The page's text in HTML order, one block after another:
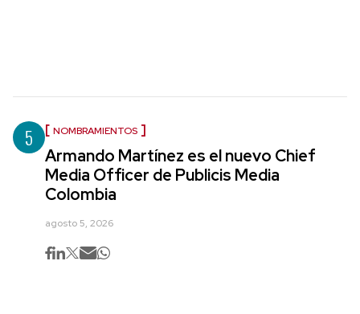
5 NOMBRAMIENTOS
Armando Martínez es el nuevo Chief
Media Officer de Publicis Media
Colombia
agosto 5, 2026